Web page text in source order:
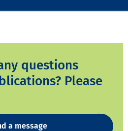
questions
Please
a message